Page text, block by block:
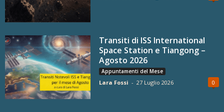
Transiti di ISS International
Space Station e Tiangong –
Agosto 2026
Appuntamenti del Mese
Lara Fossi - 27 Luglio 2026 0